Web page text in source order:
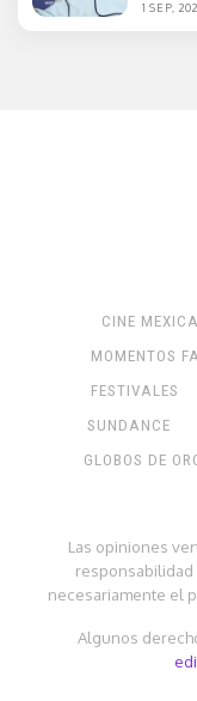
1 SEP,
CINE
MOMENTOS
FESTIVALES
SUNDANCE
GLOBOS DE
Las opiniones
necesariamente el
Algunos